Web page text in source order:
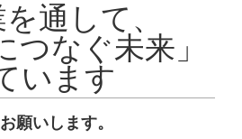
通して、
つなぐ未来」
います
願いします。